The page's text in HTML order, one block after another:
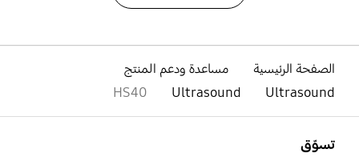
الصفحة الرئيسية
مساعدة ودعم المنتج
Ultrasound
Ultrasound
HS40
تسوّق